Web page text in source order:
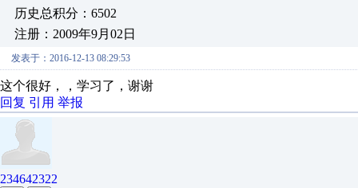
历史总积分：6502
注册：2009年9月02日
发表于：2016-12-13 08:29:53
这个很好，，学习了，谢谢
回复 引用 举报
234642322